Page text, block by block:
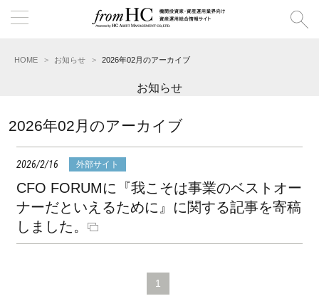
HOME お知らせ 2026年02月のアーカイブ
お知らせ
2026年02月のアーカイブ
2026/2/16 外部サイト
CFO FORUMに『我こそは事業のベストオー
ナーだといえるために』に関する記事を寄稿
しました。
1